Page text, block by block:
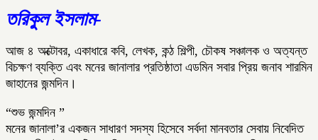
তরিকুল ইসলাম-
আজ ৪ অক্টোবর, একাধারে কবি, লেখক, কন্ঠ শিল্পী, চৌকষ সঞ্চালক ও অত্যন্ত
বিচক্ষণ ব্যক্তি এবং মনের জানালার প্রতিষ্ঠাতা এডমিন সবার প্রিয় জনাব শারমিন
জাহানের জন্মদিন।
“শুভ জন্মদিন ”
মনের জানালা’র একজন সাধারণ সদস্য হিসেবে সর্বদা মানবতার সেবায় নিবেদিত